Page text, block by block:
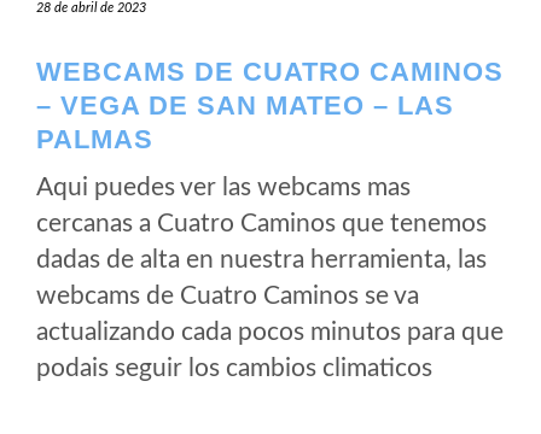
28 de abril de 2023
WEBCAMS DE CUATRO CAMINOS
– VEGA DE SAN MATEO – LAS
PALMAS
Aqui puedes ver las webcams mas
cercanas a Cuatro Caminos que tenemos
dadas de alta en nuestra herramienta, las
webcams de Cuatro Caminos se va
actualizando cada pocos minutos para que
podais seguir los cambios climaticos